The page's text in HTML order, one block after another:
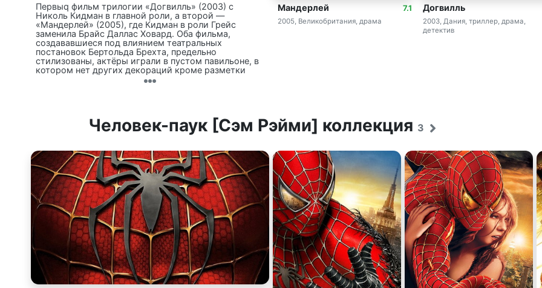
Первыq фильм трилогии «Догвилль» (2003) с
Николь Кидман в главной роли, а второй —
«Мандерлей» (2005), где Кидман в роли Грейс
заменила Брайс Даллас Ховард. Оба фильма,
создававшиеся под влиянием театральных
постановок Бертольда Брехта, предельно
стилизованы, актёры играли в пустом павильоне, в
котором нет других декораций кроме разметки
мелом по полу. Планировалось, что так же будет
не был реализован, после полугодовой работы фон
Триер забросил сценарий.
7.1
Мандерлей
2005, Великобритания, драма
Догвилль
2003, Дания, триллер, драма,
детектив
Человек-паук [Сэм Рэйми] коллекция 3